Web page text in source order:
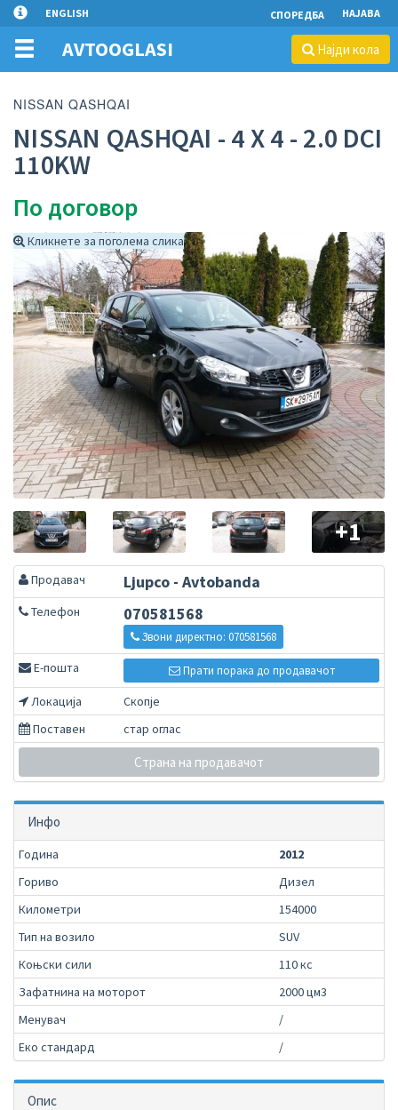
ENGLISH СПОРЕДБА НАЈАВА
AVTOOGLASI Најди кола
NISSAN QASHQAI
NISSAN QASHQAI - 4 X 4 - 2.0 DCI
110KW
По договор
Кликнете за поголема слика
+1
Продавач Ljupco - Avtobanda
Телефон 070581568
Звони директно: 070581568
Е-пошта Прати порака до продавачот
Локација
Скопје
Поставен
стар оглас
Страна на продавачот
Инфо
Година
2012
Гориво
Дизел
Километри
154000
Тип на возило
SUV
Коњски сили
110 кс
Зафатнина на моторот
2000 цм3
Менувач
/
Еко стандард
/
Опис